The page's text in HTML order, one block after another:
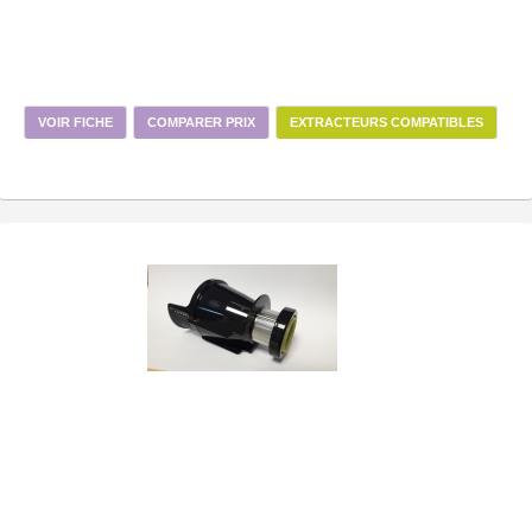
VOIR FICHE COMPARER PRIX EXTRACTEURS COMPATIBLES